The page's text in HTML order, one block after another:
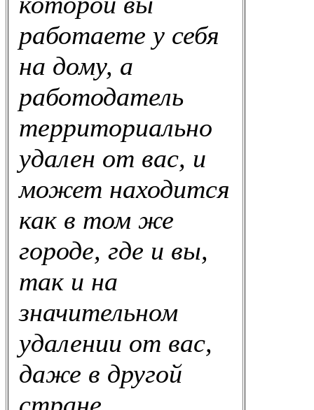
работаете у себя
на дому, а
работодатель
территориально
удален от вас, и
может находится
как в том же
городе, где и вы,
так и на
значительном
удалении от вас,
даже в другой